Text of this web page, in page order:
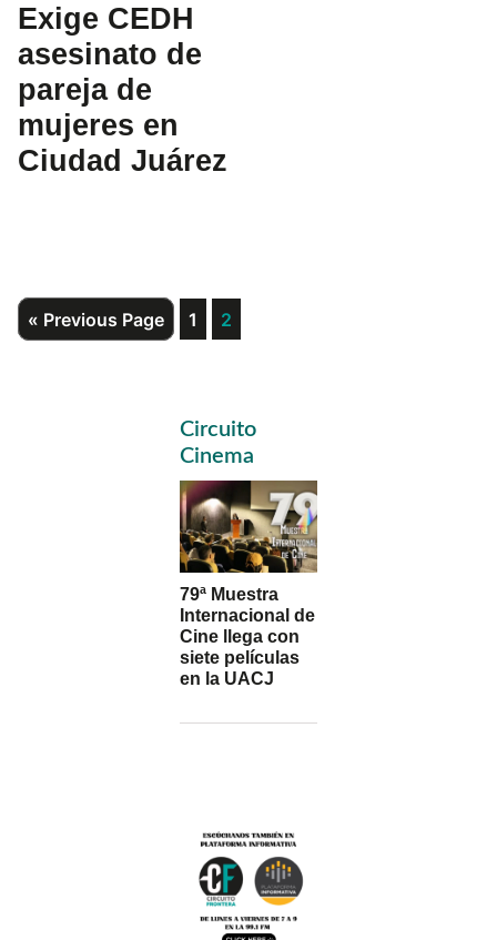
Exige CEDH
asesinato de
pareja de
mujeres en
Ciudad Juárez
« Go
to
Previous Page Page
1 Page
2
Primary
Sidebar
Circuito
Cinema
79ª Muestra
Internacional de
Cine llega con
siete películas
en la UACJ